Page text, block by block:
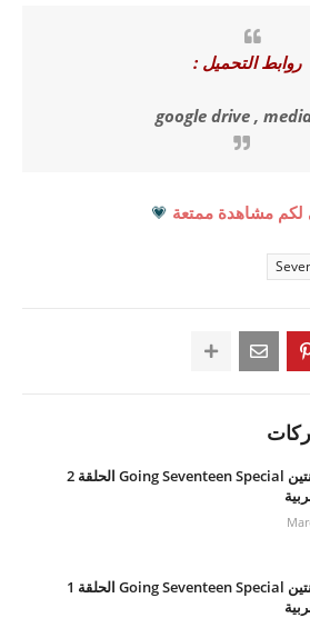
روابط التحميل :
google drive ,
لكم مشاهدة ممتعة 💗
برنامج سفنتين Going Seventeen Special الحلقة 2
برنامج سفنتين Going Seventeen Special الحلقة 1